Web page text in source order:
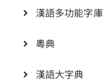
漢語多功能字庫
粵典
漢語大字典